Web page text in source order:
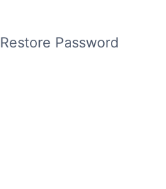
Restore Password